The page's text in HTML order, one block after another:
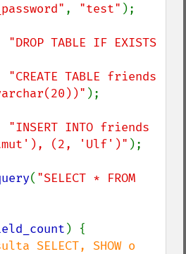
, "test" );
"DROP TABLE IF EXISTS
"CREATE TABLE friends
);
"INSERT INTO friends
(2, 'Ulf')" );
( "SELECT * FROM
) {
SELECT, SHOW o